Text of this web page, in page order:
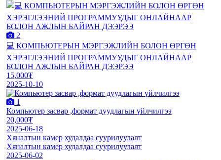
2
💻 КОМПЬЮТЕРЫН МЭРГЭЖЛИЙН БОЛОН ӨРГӨН
ХЭРЭГЛЭЭНИЙ ПРОГРАММУУДЫГ ОНЛАЙНААР
БОЛОН АЖЛЫН БАЙРАН ДЭЭРЭЭ
15,000₮
2025-10-10
1
Компьютер засвар ,формат дуудлагын үйлчилгээ
20,000₮
2025-06-18
Хяналтын камер худалдаа суурилуулалт
Хяналтын камер худалдаа суурилуулалт
2025-06-02